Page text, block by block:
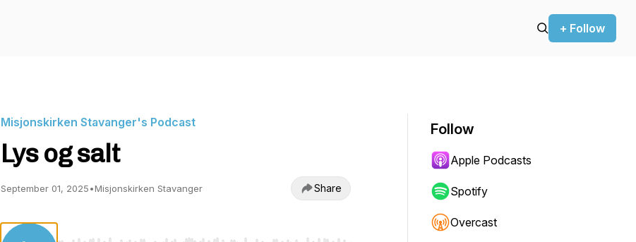
+ Follow
Misjonskirken Stavanger's Podcast
Lys og salt
September 01, 2025•Misjonskirken Stavanger Share
Follow
Apple Podcasts
Spotify
Overcast